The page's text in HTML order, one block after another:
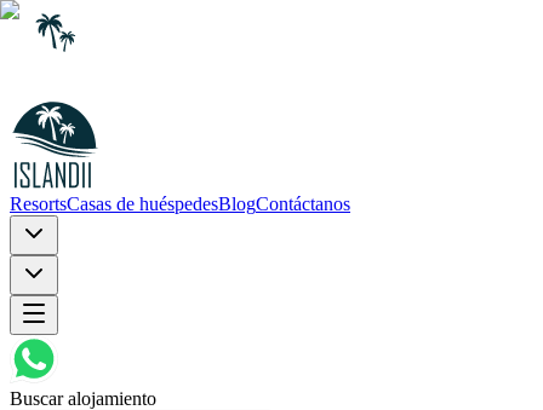
ResortsCasas de huéspedesBlogContáctanos
Buscar alojamiento